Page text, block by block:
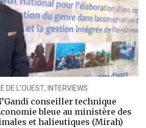
DE L’OUEST, INTERVIEWS
conseiller technique
bleue au ministère des
et halieutiques (Mirah)